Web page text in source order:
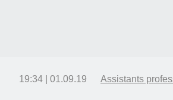
01.09.19 | 19:34